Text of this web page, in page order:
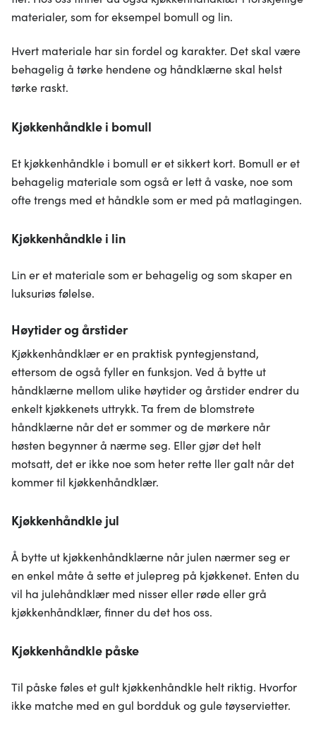
materialer, som for eksempel bomull og lin.
Hvert materiale har sin fordel og karakter. Det skal være
behagelig å tørke hendene og håndklærne skal helst
tørke raskt.
Kjøkkenhåndkle i bomull
Et kjøkkenhåndkle i bomull er et sikkert kort. Bomull er et
behagelig materiale som også er lett å vaske, noe som
ofte trengs med et håndkle som er med på matlagingen.
Kjøkkenhåndkle i lin
Lin er et materiale som er behagelig og som skaper en
luksuriøs følelse.
Høytider og årstider
Kjøkkenhåndklær er en praktisk pyntegjenstand,
ettersom de også fyller en funksjon. Ved å bytte ut
håndklærne mellom ulike høytider og årstider endrer du
enkelt kjøkkenets uttrykk. Ta frem de blomstrete
håndklærne når det er sommer og de mørkere når
høsten begynner å nærme seg. Eller gjør det helt
motsatt, det er ikke noe som heter rette ller galt når det
kommer til kjøkkenhåndklær.
Kjøkkenhåndkle jul
Å bytte ut kjøkkenhåndklærne når julen nærmer seg er
en enkel måte å sette et julepreg på kjøkkenet. Enten du
vil ha julehåndklær med nisser eller røde eller grå
kjøkkenhåndklær, finner du det hos oss.
Kjøkkenhåndkle påske
Til påske føles et gult kjøkkenhåndkle helt riktig. Hvorfor
ikke matche med en gul bordduk og gule tøyservietter.